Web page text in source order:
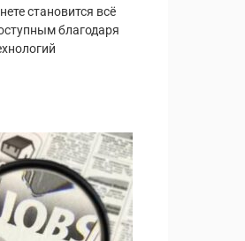
становится всё
благодаря